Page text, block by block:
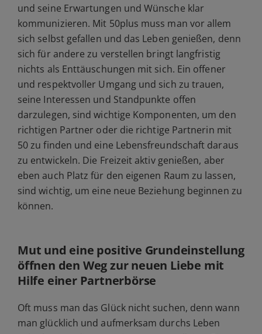
und seine Erwartungen und Wünsche klar
kommunizieren. Mit 50plus muss man vor allem
sich selbst gefallen und das Leben genießen, denn
sich für andere zu verstellen bringt langfristig
nichts als Enttäuschungen mit sich. Ein offener
und respektvoller Umgang und sich zu trauen,
seine Interessen und Standpunkte offen
darzulegen, sind wichtige Komponenten, um den
richtigen Partner oder die richtige Partnerin mit
50 zu finden und eine Lebensfreundschaft daraus
zu entwickeln. Die Freizeit aktiv genießen, aber
eben auch Platz für den eigenen Raum zu lassen,
sind wichtig, um eine neue Beziehung beginnen zu
können.
Mut und eine positive Grundeinstellung
öffnen den Weg zur neuen Liebe mit
Hilfe einer Partnerbörse
Oft muss man das Glück nicht suchen, denn wann
man glücklich und aufmerksam durchs Leben